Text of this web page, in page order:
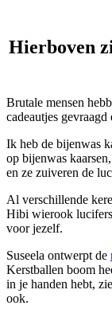
Hierboven
Brutale mensen
cadeautjes
Ik heb de bijenwas
op bijenwas
en ze zuiveren de
Al verschillende
Hibi wierook lucifers
voor jezelf.
Suseela ontwerpt de
Kerstballen boom
in je handen hebt,
ook.